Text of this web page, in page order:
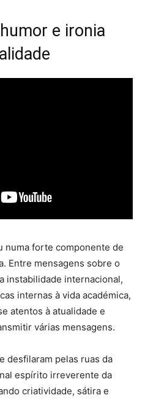
e ironia
numa forte componente de
Entre mensagens sobre o
instabilidade internacional,
internas à vida académica,
atentos à atualidade e
várias mensagens.
desfilaram pelas ruas da
espírito irreverente da
criatividade, sátira e